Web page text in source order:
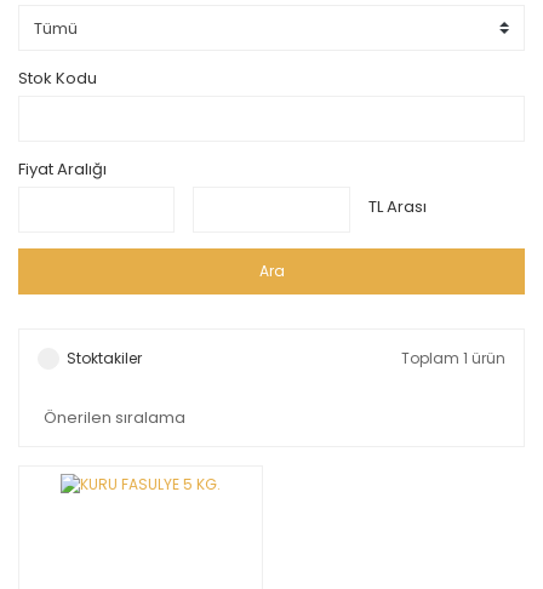
Stok Kodu
Fiyat Aralığı
TL Arası
Ara
Stoktakiler Toplam 1 ürün